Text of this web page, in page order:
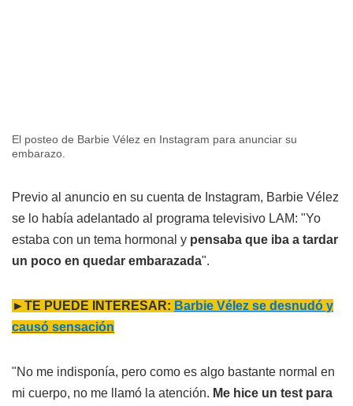
El posteo de Barbie Vélez en Instagram para anunciar su
embarazo.
Previo al anuncio en su cuenta de Instagram, Barbie Vélez
se lo había adelantado al programa televisivo LAM: "Yo
estaba con un tema hormonal y pensaba que iba a tardar
un poco en quedar embarazada".
►TE PUEDE INTERESAR: Barbie Vélez se desnudó y
causó sensación
"No me indisponía, pero como es algo bastante normal en
mi cuerpo, no me llamó la atención. Me hice un test para